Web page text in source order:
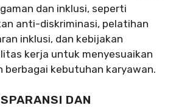
dan inklusi, seperti
anti-diskriminasi, pelatihan
inklusi, dan kebijakan
kerja untuk menyesuaikan
berbagai kebutuhan karyawan.
DAN